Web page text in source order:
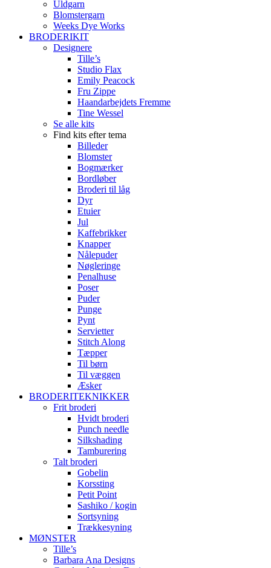
Uldgarn
Blomstergarn
Weeks Dye Works
BRODERIKIT
Designere
Tille’s
Studio Flax
Emily Peacock
Fru Zippe
Haandarbejdets Fremme
Tine Wessel
Se alle kits
Find kits efter tema
Billeder
Blomster
Bogmærker
Bordløber
Broderi til låg
Dyr
Etuier
Jul
Kaffebrikker
Knapper
Nålepuder
Nøgleringe
Penalhuse
Poser
Puder
Punge
Pynt
Servietter
Stitch Along
Tæpper
Til børn
Til væggen
Æsker
BRODERITEKNIKKER
Frit broderi
Hvidt broderi
Punch needle
Silkshading
Tamburering
Talt broderi
Gobelin
Korssting
Petit Point
Sashiko / kogin
Sortsyning
Trækkesyning
MØNSTER
Tille’s
Barbara Ana Designs